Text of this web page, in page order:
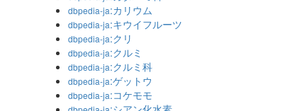
dbpedia-ja:カリウム
dbpedia-ja:キウイフルーツ
dbpedia-ja:クリ
dbpedia-ja:クルミ
dbpedia-ja:クルミ科
dbpedia-ja:ゲットウ
dbpedia-ja:コケモモ